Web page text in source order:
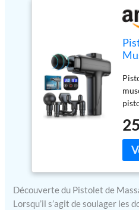
Découverte du Pistolet de
Lorsqu’il s’agit de soulager les